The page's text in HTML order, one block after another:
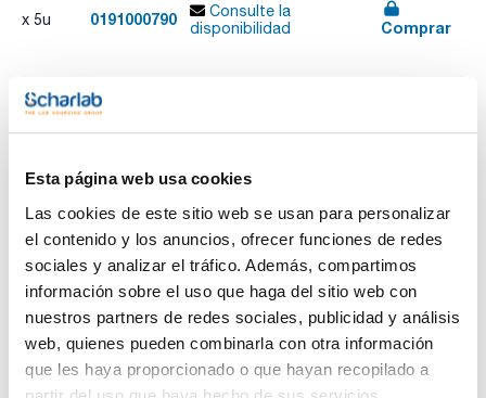
Esta página web usa cookies
Las cookies de este sitio web se usan para personalizar
el contenido y los anuncios, ofrecer funciones de redes
sociales y analizar el tráfico. Además, compartimos
información sobre el uso que haga del sitio web con
nuestros partners de redes sociales, publicidad y análisis
web, quienes pueden combinarla con otra información
que les haya proporcionado o que hayan recopilado a
x 5u 0191000790
Consulte la
disponibilidad
Comprar
Imprimir ficha de
Diámetro (mm) : 25
Pack (u.) : 5
Imanes agitadores revestidos de PTFE mayor resistencia
química.
Ver más
Documentación técnica
TDS / Ficha técnica
COA